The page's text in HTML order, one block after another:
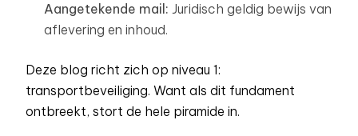
Aangetekende mail: Juridisch geldig bewijs van
aflevering en inhoud.
Deze blog richt zich op niveau 1:
transportbeveiliging. Want als dit fundament
ontbreekt, stort de hele piramide in.